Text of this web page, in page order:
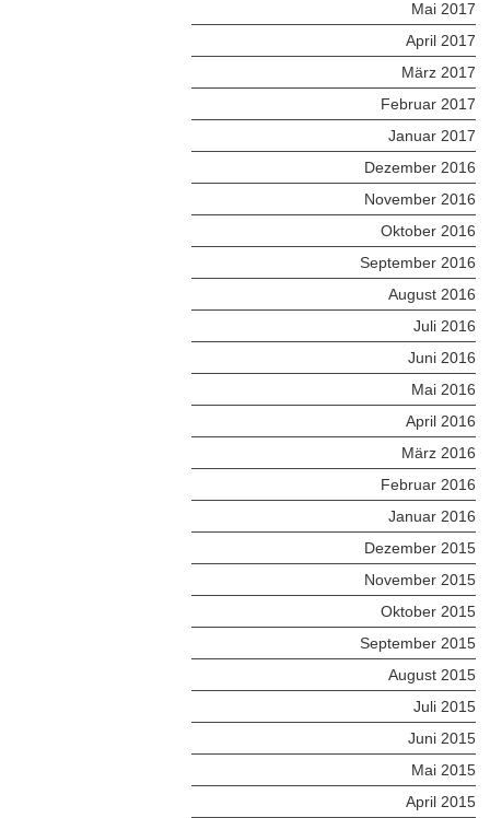
Mai 2017
April 2017
März 2017
Februar 2017
Januar 2017
Dezember 2016
November 2016
Oktober 2016
September 2016
August 2016
Juli 2016
Juni 2016
Mai 2016
April 2016
März 2016
Februar 2016
Januar 2016
Dezember 2015
November 2015
Oktober 2015
September 2015
August 2015
Juli 2015
Juni 2015
Mai 2015
April 2015